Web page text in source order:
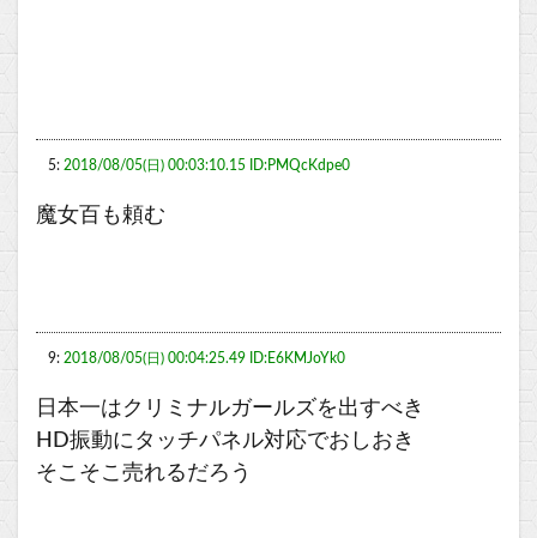
5: 2018/08/05(日) 00:03:10.15 ID:PMQcKdpe0
魔女百も頼む
9: 2018/08/05(日) 00:04:25.49 ID:E6KMJoYk0
日本一はクリミナルガールズを出すべき
HD振動にタッチパネル対応でおしおき
そこそこ売れるだろう